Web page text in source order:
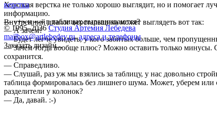
Хорошая верстка не только хорошо выглядит, но и помогает
информацию.
Внутренний диалог верстальщика может выглядеть вот так:
— «+» и «-» в таблицах выравниваются?
— А зачем?
— Будет легче увидеть, у кого забитых больше, чем
— Зачем тогда вообще плюс? Можно оставить только минусы.
сохранится.
— Справедливо.
— Слушай, раз уж мы взялись за таблицу, у нас довольно
таблица формировалась без лишнего шума. Может, уберем или
разделители у колонок?
— Да, давай. :-)
верстка
© 1995–2026 Студия Артемия Лебедева
mailbox@artlebedev.ru, адреса и телефоны
Заказать дизайн...